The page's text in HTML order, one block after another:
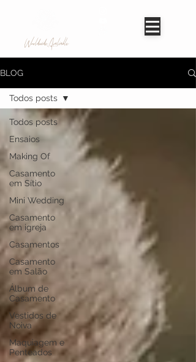
Worldwide Avaliable
BLOG
Todos posts
Ensaios
Making Of
Casamento
em Sítio
Mini Wedding
Casamento
em igreja
Casamentos
Casamento
em Salão
Álbum de
Casamento
Vestidos de
Noiva
Maquiagem e
Penteados
Todos posts